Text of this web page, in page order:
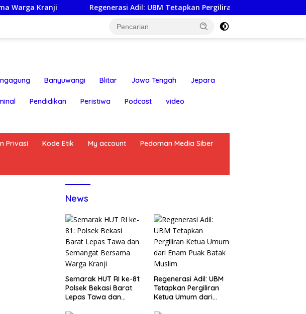
Regenerasi Adil: UBM Tetapkan Pergiliran Ketua Umum dari Enam Puak
Banyuwangi Blitar Jawa Tengah Jepara
Pendidikan Peristiwa Podcast video
Privasi Kode Etik My account Pedoman Media Siber
News
Semarak HUT RI ke-81:
Polsek Bekasi Barat
Lepas Tawa dan
Regenerasi Adil: UBM
Tetapkan Pergiliran
Ketua Umum dari